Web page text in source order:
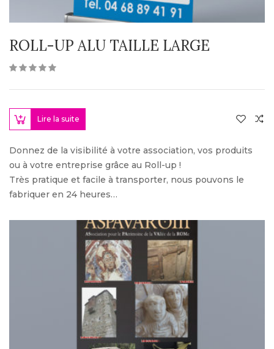
ROLL-UP ALU TAILLE LARGE
Lire la suite
Donnez de la visibilité à votre association, vos produits
ou à votre entreprise grâce au Roll-up !
Très pratique et facile à transporter, nous pouvons le
fabriquer en 24 heures…